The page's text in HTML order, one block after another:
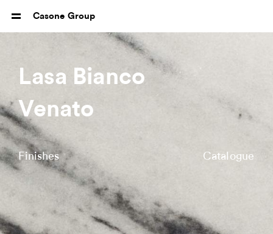
Casone Group
Lasa Bianco
Venato
Finishes Catalogue